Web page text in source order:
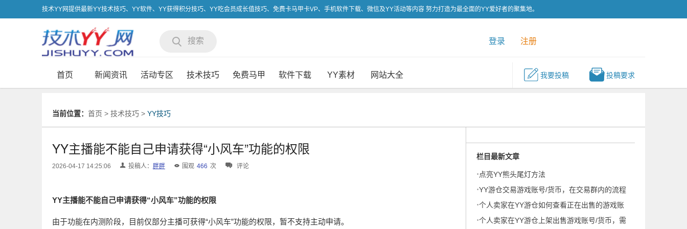
技术YY网提供最新YY技术技巧、YY软件、YY获得积分技巧、YY吃会员成长值技巧、免费卡马甲卡VP、手机软件下载、微信及YY活动等内容 努力打造为最全面的YY爱好者的聚集地。
搜索 登录 注册
首页 新闻资讯 活动专区 技术技巧 免费马甲 软件下载 YY素材 网站大全 我要投稿 投稿要求
当前位置： 首页 > 技术技巧 > YY技巧
YY主播能不能自己申请获得“小风车”功能的权限
2026-04-17 14:25:06 投稿人： 胖胖 围观 466 次 评论
YY主播能不能自己申请获得“小风车”功能的权限
由于功能在内测阶段，目前仅部分主播可获得“小风车”功能的权限，暂不支持主动申请。
栏目最新文章
·点亮YY熊头尾灯方法
·YY游仓交易游戏账号/货币，在交易群内的流程
——买卖双方确认【交易须知】
·个人卖家在YY游仓如何查看正在出售的游戏账
号/货币？
·个人卖家在YY游仓上架出售游戏账号/货币，需